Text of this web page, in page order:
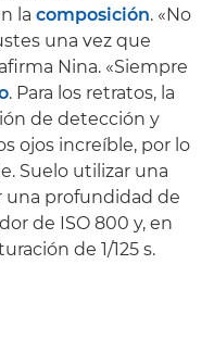
la composición. «No
una vez que
Nina. «Siempre
. Para los retratos, la
de detección y
ojos increíble, por lo
Suelo utilizar una
una profundidad de
de ISO 800 y, en
de 1/125 s.